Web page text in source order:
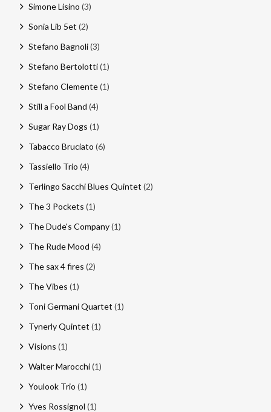
Simone Lisino (3)
Sonia Lib 5et (2)
Stefano Bagnoli(3)
Stefano Bertolotti(1)
Stefano Clemente(1)
Still a Fool Band (4)
Sugar Ray Dogs (1)
Tabacco Bruciato (6)
Tassiello Trio (4)
Terlingo Sacchi Blues Quintet (2)
The 3 Pockets (1)
The Dude's Company(1)
The Rude Mood (4)
The sax 4 fires (2)
The Vibes (1)
Toni Germani Quartet (1)
Tynerly Quintet (1)
Visions (1)
Walter Marocchi(1)
Youlook Trio (1)
Yves Rossignol (1)